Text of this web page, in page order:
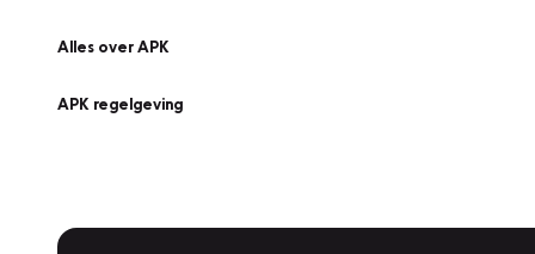
Alles over APK
APK regelgeving